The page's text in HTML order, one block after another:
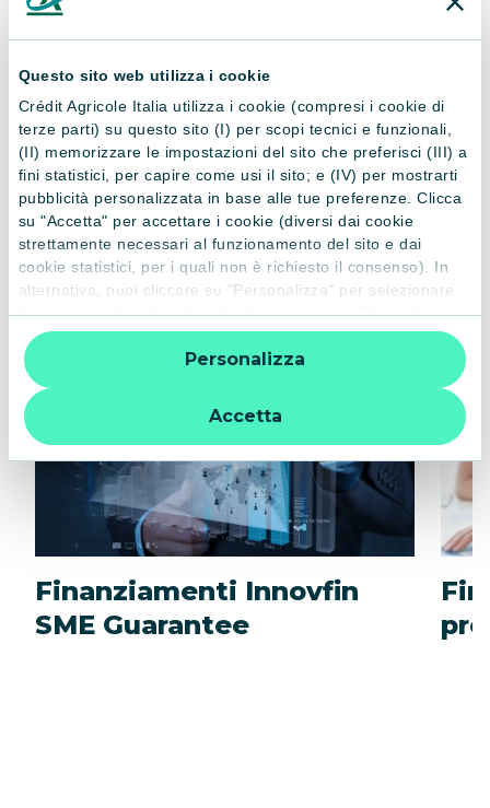
Questo sito web utilizza i cookie
Crédit Agricole Italia utilizza i cookie (compresi i cookie di
terze parti) su questo sito (I) per scopi tecnici e funzionali,
(II) memorizzare le impostazioni del sito che preferisci (III) a
fini statistici, per capire come usi il sito; e (IV) per mostrarti
pubblicità personalizzata in base alle tue preferenze. Clicca
su "Accetta" per accettare i cookie (diversi dai cookie
strettamente necessari al funzionamento del sito e dai
cookie statistici, per i quali non è richiesto il consenso). In
alternativa, puoi cliccare su "Personalizza" per selezionare
le categorie di cookie che desideri accettare. Cliccando sulla
“X” le impostazioni predefinite vengono lasciate invariate e
quindi la navigazione può continuare senza cookie o altri
strumenti di tracciamento diversi da quelli tecnici. Per
ulteriori informazioni:
informativa privacy
Accetta
Personalizza
condizioni applicati sono riportati nei fogli informativi
requisiti necessari per l'attivazione dell'offerta.
PRODOTTI CORRELATI
Altri prodotti
Finanziamenti Innovfin
SME Guarantee